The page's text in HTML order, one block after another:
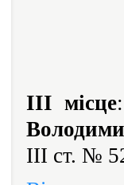
ІІІ місце
ІІІ ст. №